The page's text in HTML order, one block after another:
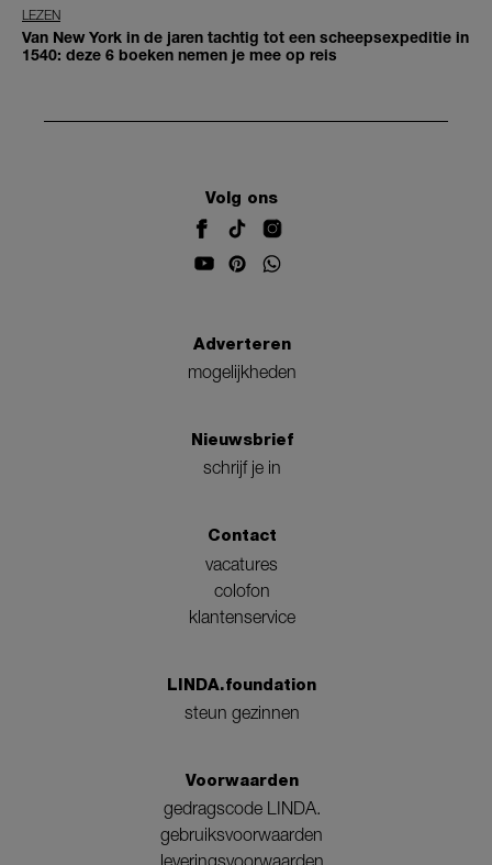
LEZEN
Van New York in de jaren tachtig tot een scheepsexpeditie in
1540: deze 6 boeken nemen je mee op reis
Volg ons
Adverteren
mogelijkheden
Nieuwsbrief
schrijf je in
Contact
vacatures
colofon
klantenservice
LINDA.foundation
steun gezinnen
Voorwaarden
gedragscode LINDA.
gebruiksvoorwaarden
leveringsvoorwaarden